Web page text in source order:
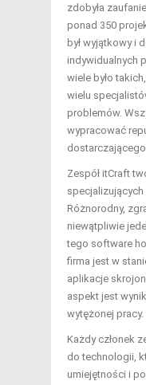
zdobyła
ponad 350
był wyjątkowy i
indywidualnych
wiele było
wielu
problemów.
wypracować
Zespół itCraft
Różnorodny,
niewątpliwie
tego software
firma jest w
aplikacje
aspekt jest
wytężonej pracy.
Każdy członek
do technologii,
umiejętności i